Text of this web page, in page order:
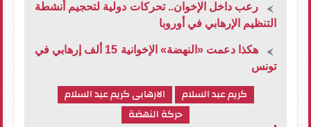
رعب داخل الإخوان.. تحركات دولية لتحجيم أنشطة
التنظيم الإرهابي في أوروبا
هكذا دعمت «النهضة» الإخوانية 15 ألف إرهابي في
تونس
كريم عبد السلام
الارهابى كريم عبد السلام
حركة النهضة